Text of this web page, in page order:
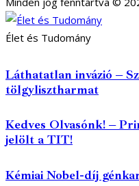
Élet és Tudomány
Láthatatlan invázió –
tölgylisztharmat
Kedves Olvasónk! –
jelölt a TIT!
Kémiai Nobel-díj